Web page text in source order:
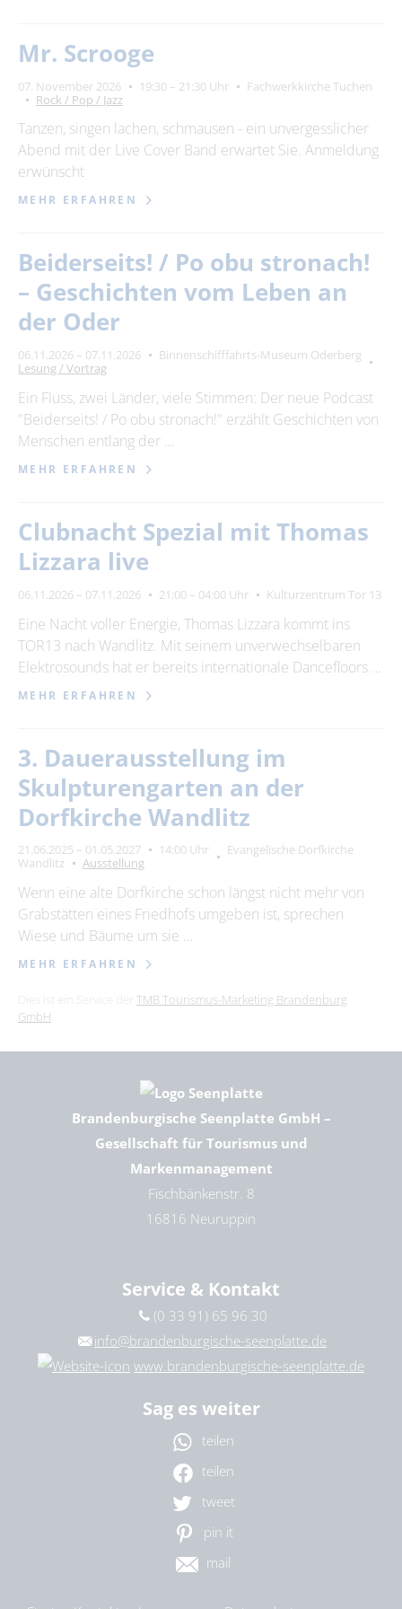
Mr. Scrooge
07. November 2026 19:30 – 21:30 Uhr
Fachwerkkirche Tuchen
Rock / Pop / Jazz
Tanzen, singen lachen, schmausen - ein unvergesslicher
Abend mit der Live Cover Band erwartet Sie. Anmeldung
erwünscht
MEHR ERFAHREN
Beiderseits! / Po obu stronach!
– Geschichten vom Leben an
der Oder
06.11.2026 – 07.11.2026
Binnenschifffahrts-Museum Oderberg
Lesung / Vortrag
Ein Fluss, zwei Länder, viele Stimmen: Der neue Podcast
"Beiderseits! / Po obu stronach!" erzählt Geschichten von
Menschen entlang der …
MEHR ERFAHREN
Clubnacht Spezial mit Thomas
Lizzara live
06.11.2026 – 07.11.2026 21:00 – 04:00 Uhr Kulturzentrum Tor 13
Eine Nacht voller Energie, Thomas Lizzara kommt ins
TOR13 nach Wandlitz. Mit seinem unverwechselbaren
Elektrosounds hat er bereits internationale Dancefloors …
MEHR ERFAHREN
3. Dauerausstellung im
Skulpturengarten an der
Dorfkirche Wandlitz
21.06.2025 – 01.05.2027 14:00 Uhr
Evangelische Dorfkirche
Wandlitz
Ausstellung
Wenn eine alte Dorfkirche schon längst nicht mehr von
Grabstätten eines Friedhofs umgeben ist, sprechen
Wiese und Bäume um sie …
MEHR ERFAHREN
TMB Tourismus-Marketing Brandenburg
GmbH
Brandenburgische Seenplatte GmbH –
Gesellschaft für Tourismus und
Markenmanagement
Fischbänkenstr. 8
16816 Neuruppin
Service & Kontakt
(0 33 91) 65 96 30
info@brandenburgische-seenplatte.de
www.brandenburgische-seenplatte.de
Sag es weiter
teilen
teilen
tweet
pin it
mail